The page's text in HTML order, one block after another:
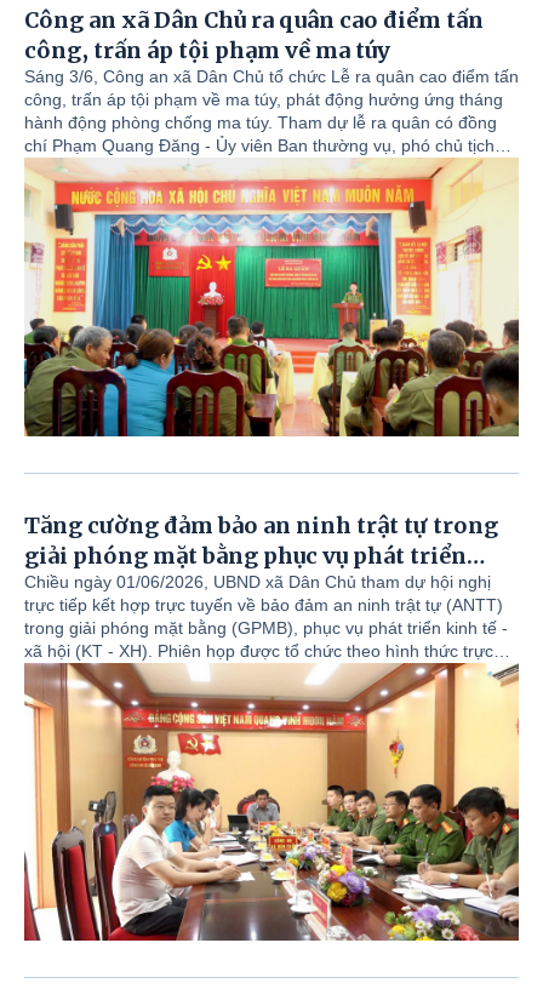
Công an xã Dân Chủ ra quân cao điểm tấn
công, trấn áp tội phạm về ma túy
​Sáng 3/6, Công an xã Dân Chủ tổ chức Lễ ra quân cao điểm tấn
công, trấn áp tội phạm về ma túy, phát động hưởng ứng tháng
hành động phòng chống ma túy. Tham dự lễ ra quân có đồng
chí Phạm Quang Đăng - Ủy viên Ban thường vụ, phó chủ tịch
UBND xã; đồng chí thiếu tá Đàm Thanh Hải - Trưởng công an
xã; cùng các đồng chí lãnh đạo Ủy Ban MTTQ Việt Nam xã; các
đồng chí trong Ban chỉ huy công an xã cùng toàn thể cán bộ,
chiến sĩ, lực lượng ANTT cơ sở.
Tăng cường đảm bảo an ninh trật tự trong
giải phóng mặt bằng phục vụ phát triển
kinh tế xã hội trên địa bàn tỉnh Phú Thọ
Chiều ngày 01/06/2026, UBND xã Dân Chủ tham dự hội nghị
trực tiếp kết hợp trực tuyến về bảo đảm an ninh trật tự (ANTT)
trong giải phóng mặt bằng (GPMB), phục vụ phát triển kinh tế -
xã hội (KT - XH). Phiên họp được tổ chức theo hình thức trực
tiếp kết hợp trực tuyến đến điểm cầu UBND các xã, phường.
Chủ trì hội nghị tại điểm cầu UBND tỉnh có Đồng chí Trần Duy
Đông - Ủy viên Dự khuyết Ban Chấp hành Trung ương Đảng,
Phó Bí thư Tỉnh ủy, Chủ tịch UBND tỉnh. Tham dự hội nghị còn
có các đồng chí Ủy viên Ban Thường vụ Tỉnh ủy: Phan Trọng
Tấn - Phó Chủ tịch UBND tỉnh; Thiếu tướng Nguyễn Minh Tuấn -
Giám đốc Công an tỉnh; đại diện Cục An ninh nội địa - Bộ Công
an; lãnh đạo một số sở, ban, ngành, đoàn thể, địa phương.